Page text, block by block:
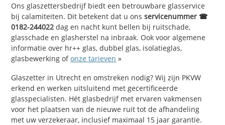
Ons glaszettersbedrijf biedt een betrouwbare glasservice
bij calamiteiten. Dit betekent dat u onsservicenummer ☎
0182-244022 dag en nacht kunt bellen bij ruitschade,
glasschade en glasherstel na inbraak. Ook voor algemene
informatie over hr++ glas, dubbel glas, isolatieglas,
glasbewerking ofonze tarieven »
Glaszetter in Utrecht en omstreken nodig? Wij zijn PKVW
erkend en werken uitsluitend met gecertificeerde
glasspecialisten. Hét glasbedrijf met ervaren vakmensen
voor het plaatsen van de nieuwe ruit tot de afhandeling
met uw verzekeraar, inclusief maximaal 15 jaar garantie.